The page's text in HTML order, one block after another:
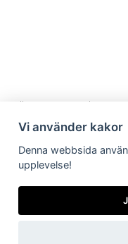
Är/vill bli kund
Viktiga länkar
Vilka är vi Vad gör vi
Vi använder kakor
Denna webbsida
upplevelse!